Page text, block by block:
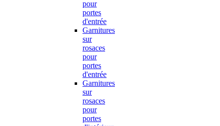
pour
portes
d'entrée
Garnitures
sur
rosaces
pour
portes
d'entrée
Garnitures
sur
rosaces
pour
portes